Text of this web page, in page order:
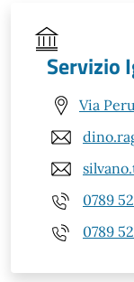
Servizio
Via
0789
0789